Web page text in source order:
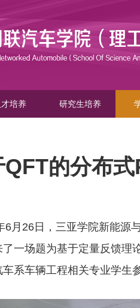
才培养 研究生培养
QFT的分布
6月26日，三亚学院新能源
了一场题为基于定量反馈理
车系车辆工程相关专业学生